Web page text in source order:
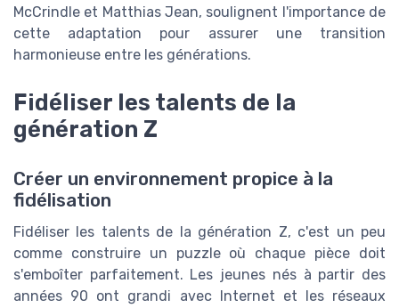
McCrindle et Matthias Jean, soulignent l'importance de
cette adaptation pour assurer une transition
harmonieuse entre les générations.
Fidéliser les talents de la
génération Z
Créer un environnement propice à la
fidélisation
Fidéliser les talents de la génération Z, c'est un peu
comme construire un puzzle où chaque pièce doit
s'emboîter parfaitement. Les jeunes nés à partir des
années 90 ont grandi avec Internet et les réseaux